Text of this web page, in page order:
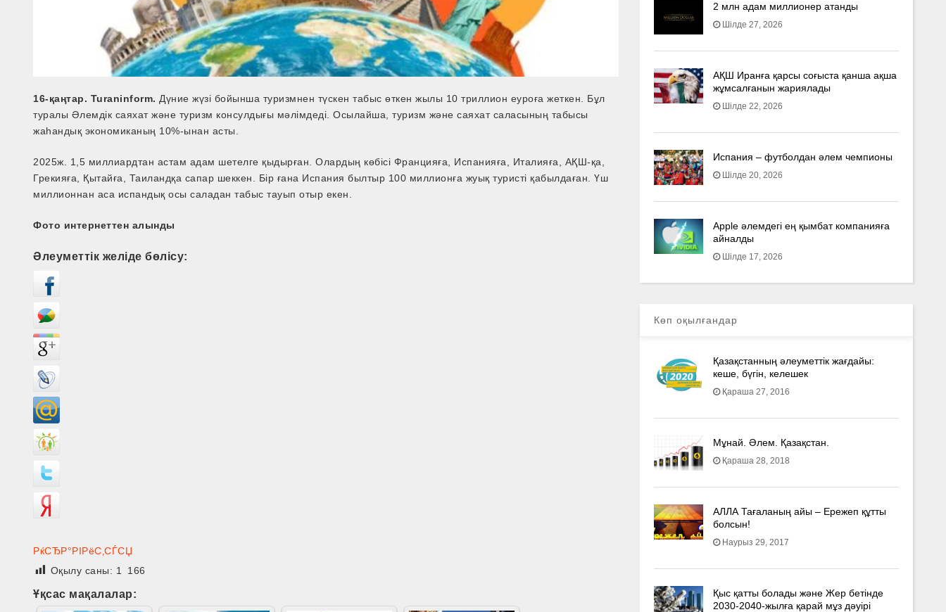
16-қаңтар. Turaninform. Дүние жүзі бойынша туризмнен түскен табыс өткен жылы 10 триллион еуроға жеткен. Бұл
туралы Әлемдік саяхат және туризм консулдығы мәлімдеді. Осылайша, туризм және саяхат саласының табысы
жаһандық экономиканың 10%-ынан асты.
2025ж. 1,5 миллиардтан астам адам шетелге қыдырған. Олардың көбісі Францияға, Испанияға, Италияға, АҚШ-қа,
Грекияға, Қытайға, Таиландқа сапар шеккен. Бір ғана Испания былтыр 100 миллионға жуық туристі қабылдаған. Үш
миллионнан аса испандық осы саладан табыс тауып отыр екен.
Фото интернеттен алынды
Әлеуметтік желіде бөлісу:
РќСЂР°РІРёС‚СЃСЏ
Оқылу саны: 1 166
Ұқсас мақалалар:
2 млн адам миллионер атанды
Шілде 27, 2026
АҚШ Иранға қарсы соғыста қанша ақша
жұмсалғанын жариялады
Шілде 22, 2026
Испания – футболдан әлем чемпионы
Шілде 20, 2026
Apple әлемдегі ең қымбат компанияға
айналды
Шілде 17, 2026
Көп оқылғандар
Қазақстанның әлеуметтік жағдайы:
кеше, бүгін, келешек
Қараша 27, 2016
Мұнай. Әлем. Қазақстан.
Қараша 28, 2018
АЛЛА Тағаланың айы – Ережеп құтты
болсын!
Наурыз 29, 2017
Қыс қатты болады және Жер бетінде
2030-2040­-жылға қарай мұз дәуірі